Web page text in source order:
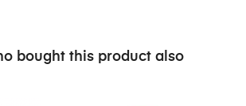
bought this product also